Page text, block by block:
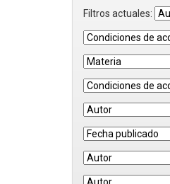
Filtros actuales: